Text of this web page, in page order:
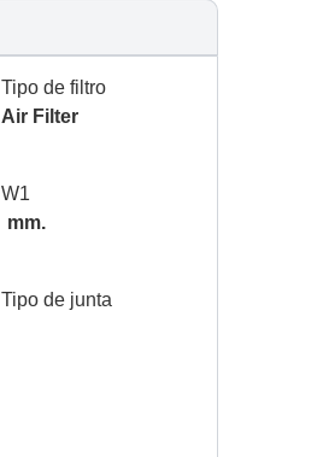
Tipo de filtro
Air Filter
W1
mm.
Tipo de junta